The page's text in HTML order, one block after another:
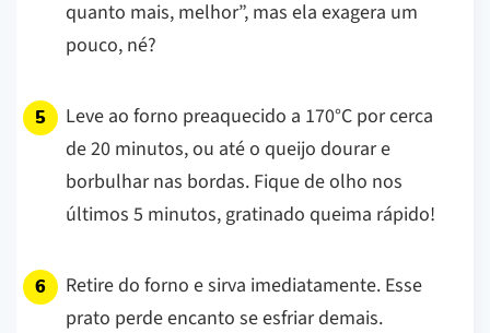
quanto mais, melhor”, mas ela exagera um
pouco, né?
Leve ao forno preaquecido a 170°C por cerca
de 20 minutos, ou até o queijo dourar e
borbulhar nas bordas. Fique de olho nos
últimos 5 minutos, gratinado queima rápido!
Retire do forno e sirva imediatamente. Esse
prato perde encanto se esfriar demais.